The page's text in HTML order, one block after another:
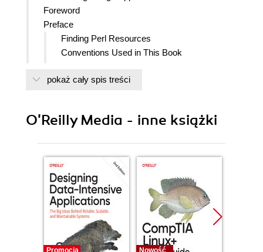
Foreword
Preface
Finding Perl Resources
Conventions Used in This Book
Acknowledgments
Computer Science and Perl Programming
Positions
Position Versus Count
Foreach Loops
The Reverse and Sort Functions
Slices
Adding and Deleting Values
pokaż cały spis treści
O'Reilly Media - inne książki